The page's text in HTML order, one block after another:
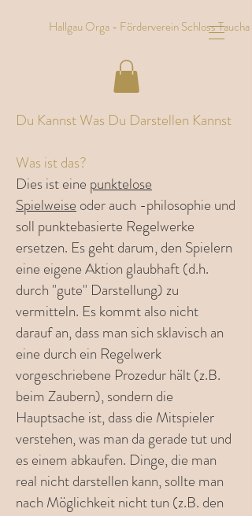
Hallgau Orga - Förderverein Schloss Taucha
Du Kannst Was Du Darstellen Kannst
Was ist das?
Dies ist eine punktelose
Spielweise oder auch -philosophie und
soll punktebasierte Regelwerke
ersetzen. Es geht darum, den Spielern
eine eigene Aktion glaubhaft (d.h.
durch "gute" Darstellung) zu
vermitteln. Es kommt also nicht
darauf an, dass man sich sklavisch an
eine durch ein Regelwerk
vorgeschriebene Prozedur hält (z.B.
beim Zaubern), sondern die
Hauptsache ist, dass die Mitspieler
verstehen, was man da gerade tut und
es einem abkaufen. Dinge, die man
real nicht darstellen kann, sollte man
nach Möglichkeit nicht tun (z.B. den